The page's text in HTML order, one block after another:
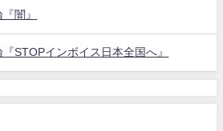
闇』
STOPインボイス日本全国へ』